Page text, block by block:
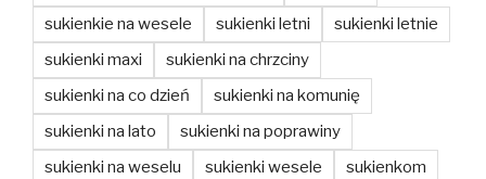
sukienkie na wesele
sukienki letni
sukienki letnie
sukienki maxi
sukienki na chrzciny
sukienki na co dzień
sukienki na komunię
sukienki na lato
sukienki na poprawiny
sukienki na weselu
sukienki wesele
sukienkom